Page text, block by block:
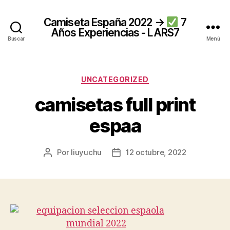
Buscar
Camiseta España 2022 →
7
Años Experiencias - LARS7
Menú
Categorías
UNCATEGORIZED
camisetas full print
espaa
Autor
Por liuyuchu
Fecha12 octubre, 2022